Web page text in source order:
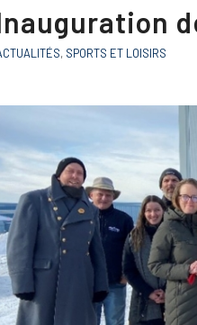
, SPORTS ET LOISIRS